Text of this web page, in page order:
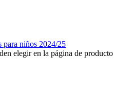
elegir en la página de producto